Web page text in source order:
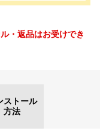
・返品はお受けでき
ストール
方法